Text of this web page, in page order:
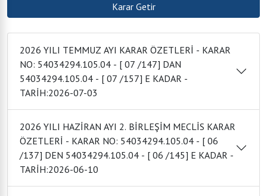
2026 YILI TEMMUZ AYI KARAR ÖZETLERİ - KARAR
NO: 54034294.105.04 - [ 07 /147] DAN
54034294.105.04 - [ 07 /157] E KADAR -
TARİH:2026-07-03
2026 YILI HAZİRAN AYI 2. BİRLEŞİM MECLİS KARAR
ÖZETLERİ - KARAR NO: 54034294.105.04 - [ 06
/137] DEN 54034294.105.04 - [ 06 /145] E KADAR -
TARİH:2026-06-10